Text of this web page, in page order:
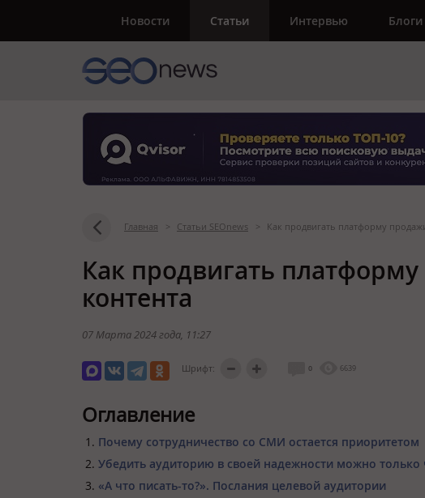
Новости Статьи Интервью Блоги
Главная > Статьи SEOnews > Как продвигать платформу
Как продвигать
контента
07 Марта 2024 года , 11:27
Шрифт: 0 6639
Оглавление
Почему сотрудничество со СМИ остается приоритетом
Убедить аудиторию в своей надежности можно только
«А что писать-то?». Послания целевой аудитории